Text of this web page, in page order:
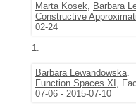
Marta Kosek, Barbara
Constructive
02-24
1.
Barbara Lewandowska.
Function Spaces XI ,
07-06 - 2015-07-10